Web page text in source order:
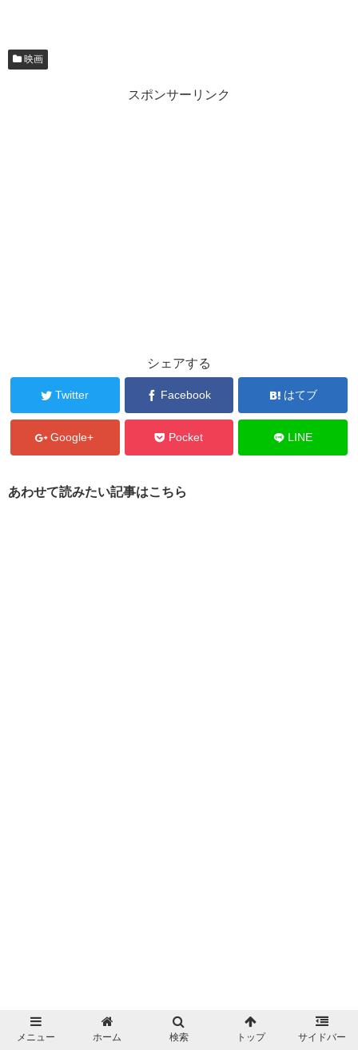
映画
スポンサーリンク
シェアする
Twitter Facebook はてブ
Google+ Pocket LINE
あわせて読みたい記事はこちら
メニュー ホーム 検索 トップ サイドバー